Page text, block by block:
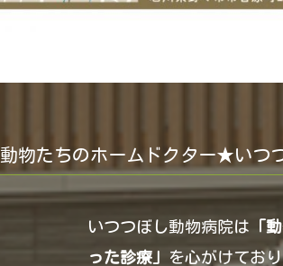
動物たちのホームドクター★いつ
いつつぼし動物病院は 「
った診療」
を心がけてお